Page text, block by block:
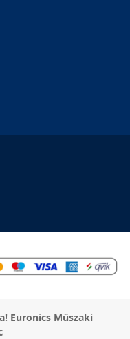
Euronics Műszaki